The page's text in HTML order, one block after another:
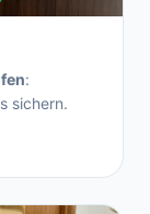
:
sichern.